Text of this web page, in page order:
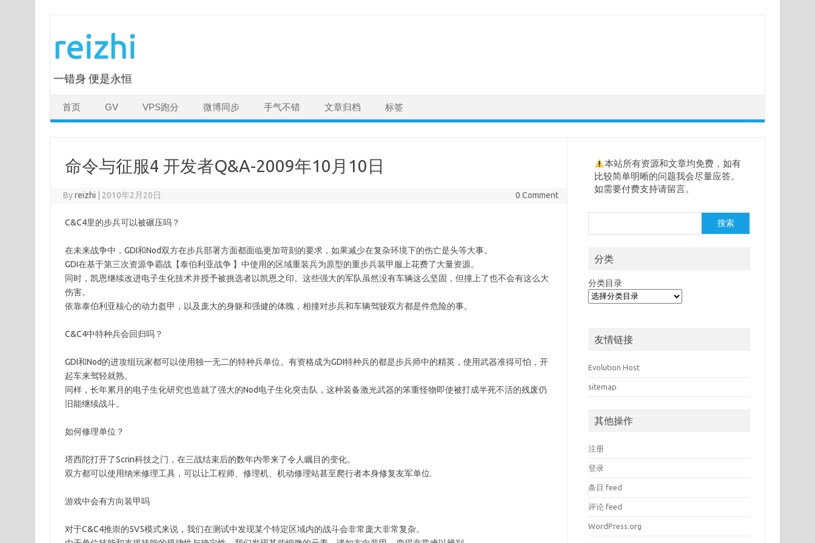
reizhi
一错身 便是永恒
首页 GV VPS跑分 微博同步 手气不错 文章归档 标签
命令与征服4 开发者Q&A-2009年10月10日
Byreizhi 2010年2月20日 0 Comment
C&C4里的步兵可以被碾压吗？
在未来战争中，GDI和Nod双方在步兵部署方面都面临更加苛刻的要求，如果减少在复杂环境下的伤亡是头等大事。
GDI在基于第三次资源争霸战【泰伯利亚战争 】中使用的区域重装兵为原型的重步兵装甲服上花费了大量资源。
同时，凯恩继续改进电子生化技术并授予被挑选者以凯恩之印。这些强大的军队虽然没有车辆这么坚固，但撞上了也不会有这么大
伤害。
依靠泰伯利亚核心的动力盔甲，以及庞大的身躯和强健的体魄，相撞对步兵和车辆驾驶双方都是件危险的事。
C&C4中特种兵会回归吗？
GDI和Nod的进攻组玩家都可以使用独一无二的特种兵单位。有资格成为GDI特种兵的都是步兵师中的精英，使用武器准得可怕，开
起车来驾轻就熟。
同样，长年累月的电子生化研究也造就了强大的Nod电子生化突击队，这种装备激光武器的笨重怪物即使被打成半死不活的残废仍
旧能继续战斗。
如何修理单位？
塔西陀打开了Scrin科技之门，在三战结束后的数年内带来了令人瞩目的变化。
双方都可以使用纳米修理工具，可以让工程师、修理机、机动修理站甚至爬行者本身修复友军单位.
游戏中会有方向装甲吗
对于C&C4推崇的5V5模式来说，我们在测试中发现某个特定区域内的战斗会非常庞大非常复杂。
本站所有资源和文章均免费，如有
比较简单明晰的问题我会尽量应答。
如需要付费支持请留言。
索
搜索
分类
分类目录
友情链接
Evolution Host
sitemap
其他操作
注册
登录
条目 feed
评论 feed
WordPress.org